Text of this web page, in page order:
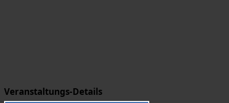
Veranstaltungs-Details